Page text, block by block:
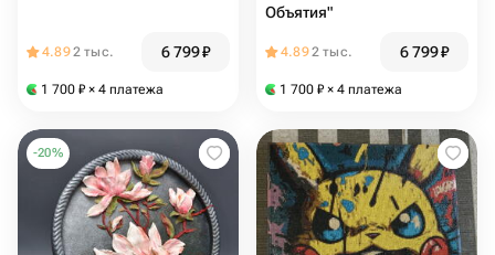
4.892 тыс. 6 799₽
1 700 ₽ × 4 платежа
Объятия"
4.892 тыс. 6 799₽
1 700 ₽ × 4 платежа
-20%